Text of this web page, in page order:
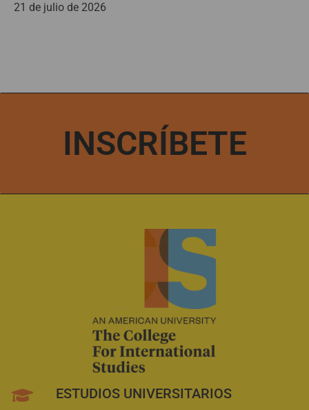
21 de julio de 2026
INSCRÍBETE
ESTUDIOS UNIVERSITARIOS